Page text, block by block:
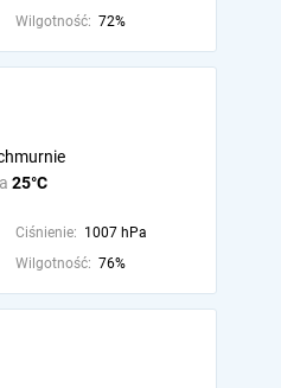
Wilgotność: 72%
25°C
Ciśnienie: 1007 hPa
Wilgotność: 76%